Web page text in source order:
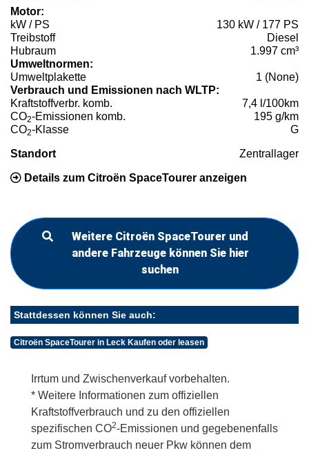
Motor:
kW / PS
130 kW / 177 PS
Treibstoff
Diesel
Hubraum
1.997 cm³
Umweltnormen:
Umweltplakette
1 (None)
Verbrauch und Emissionen nach WLTP:
Kraftstoffverbr. komb.
7,4 l/100km
CO2-Emissionen komb.
195 g/km
CO2-Klasse G
Standort Zentrallager
Details zum Citroën SpaceTourer anzeigen
Weitere Citroën SpaceTourer und
andere Fahrzeuge können Sie hier
suchen
Stattdessen können Sie auch:
Citroën SpaceTourer in Leck Kaufen oder leasen
Irrtum und Zwischenverkauf vorbehalten.
* Weitere Informationen zum offiziellen
Kraftstoffverbrauch und zu den offiziellen
spezifischen CO2-Emissionen und gegebenenfalls
zum Stromverbrauch neuer Pkw können dem